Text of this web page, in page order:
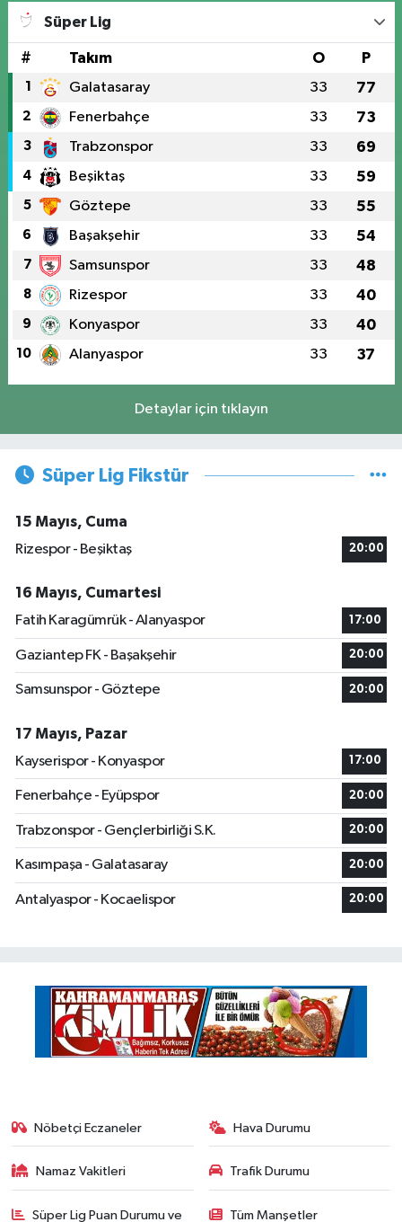
Süper Lig
# Takım O P
1 Galatasaray 33 77
2 Fenerbahçe 33 73
3 Trabzonspor 33 69
4 Beşiktaş 33 59
5 Göztepe 33 55
6 Başakşehir 33 54
7 Samsunspor 33 48
8 Rizespor 33 40
9 Konyaspor 33 40
10 Alanyaspor 33 37
Detaylar için tıklayın
Süper Lig Fikstür
15 Mayıs, Cuma
Rizespor - Beşiktaş
20:00
16 Mayıs, Cumartesi
Fatih Karagümrük - Alanyaspor
17:00
Gaziantep FK - Başakşehir 20:00
Samsunspor - Göztepe 20:00
17 Mayıs, Pazar
Kayserispor - Konyaspor
17:00
Fenerbahçe - Eyüpspor 20:00
Trabzonspor - Gençlerbirliği S.K. 20:00
Kasımpaşa - Galatasaray 20:00
Antalyaspor - Kocaelispor 20:00
Nöbetçi Eczaneler Hava Durumu
Namaz Vakitleri Trafik Durumu
Süper Lig Puan Durumu ve Tüm Manşetler